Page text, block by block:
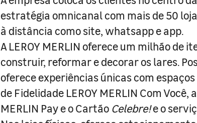
estratégia omnicanal com mais de 50
à distância como site, whatsapp e app.
A LEROY MERLIN oferece um milhão de
construir, reformar e decorar os lares.
oferece experiências únicas com
de Fidelidade LEROY MERLIN Com Você,
MERLIN Pay e o Cartão Celebre!e o